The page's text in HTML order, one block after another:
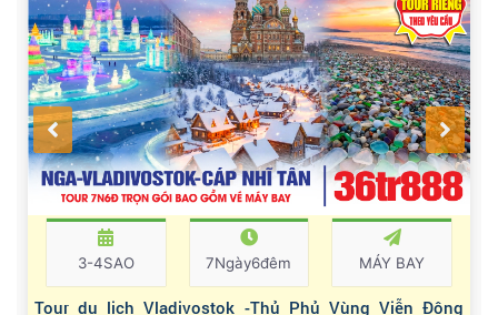
3-4SAO 7Ngày6đêm MÁY BAY
Tour du lịch Vladivostok -Thủ Phủ Vùng Viễn Đông